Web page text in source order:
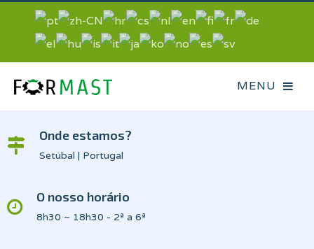
Onde estamos?
Setúbal | Portugal
O nosso horário
8h30 ~ 18h30 - 2ª a 6ª